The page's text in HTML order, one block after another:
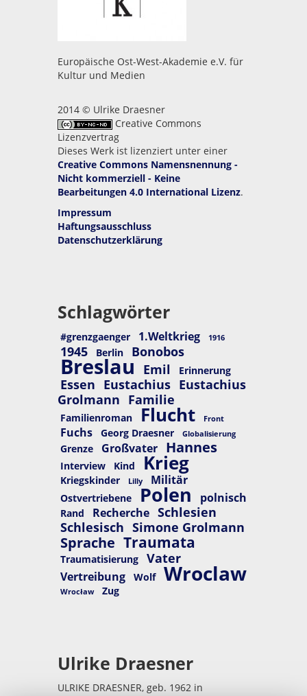
Europäische Ost-West-Akademie e.V. für
Kultur und Medien
2014 © Ulrike Draesner
Creative Commons
Lizenzvertrag
Dieses Werk ist lizenziert unter einer
Creative Commons Namensnennung -
Nicht kommerziell - Keine
Bearbeitungen 4.0 International Lizenz.
Impressum
Haftungsausschluss
Datenschutzerklärung
Schlagwörter
#grenzgaenger 1.Weltkrieg 1916
1945 Berlin Bonobos
Breslau Emil Erinnerung
Essen Eustachius Eustachius
Grolmann Familie
Familienroman Flucht Front
Fuchs Georg Draesner Globalisierung
Grenze Großvater Hannes
Interview Kind Krieg
Kriegskinder Lilly Militär
Ostvertriebene Polen polnisch
Rand Recherche Schlesien
Schlesisch Simone Grolmann
Sprache Traumata
Traumatisierung Vater
Vertreibung Wolf Wroclaw
Wrocław Zug
Ulrike Draesner
ULRIKE DRAESNER, geb. 1962 in